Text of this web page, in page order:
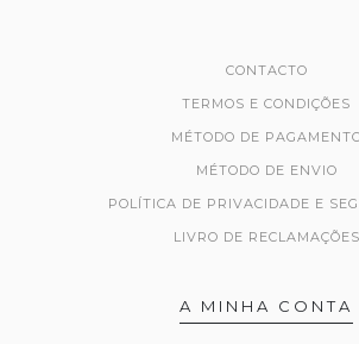
CONTACTO
TERMOS E CONDIÇÕES
MÉTODO DE
MÉTODO DE ENVIO
POLÍTICA DE PRIVACIDADE E
LIVRO DE RECLAMAÇÕES
A MINHA CONTA